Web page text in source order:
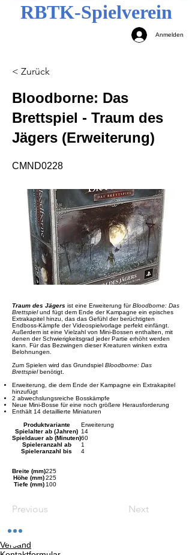
RBTK-Spielverein
Anmelden
< Zurück
Bloodborne: Das
Brettspiel - Traum des
Jägers (Erweiterung)
CMND0228
Traum des Jägers ist eine Erweiterung fürBloodborne: Das
Brettspielund fügt dem Ende der Kampagne ein episches
Extrakapitel hinzu, das das Gefühl der berüchtigten
Endboss-Kämpfe der Videospielvorlage perfekt einfängt.
Außerdem ist eine Vielzahl von Mini-Bossen enthalten, mit
denen der Schwierigkeitsgrad jeder Partie erhöht werden
kann. Für das Bezwingen dieser Kreaturen winken extra
Belohnungen.
Zum Spielen wird das Grundspiel Bloodborne: Das
Brettspielbenötigt.
Erweiterung, die dem Ende der Kampagne ein Extrakapitel
hinzufügt
2 abwechslungsreiche Bosskämpfe
Neue Mini-Bosse für eine noch größere Herausforderung
Enthält 14 detaillierte Miniaturen
Produktvariante
Erweiterung
Spielalter ab (Jahren) 14
Spieldauer ab (Minuten)60
Spieleranzahl ab
1
Spieleranzahl bis
4
Breite (mm)225
Höhe (mm)225
Tiefe (mm) 100
Previous Next
Versand